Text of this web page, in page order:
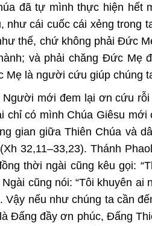
đã tự mình thực hiện hết
như cái cuốc cái xẻng trong
thế, chứ không phải Đức
và phải chăng Đức Mẹ
Mẹ là người cứu giúp chúng
mới đem lại ơn cứu rỗi
có mình Chúa Giêsu mới
gian giữa Thiên Chúa và
32,11–33,23). Thánh
thời ngài cũng kêu gọi:
cũng nói: “Tôi khuyên ai
nếu như chúng ta cần
Đấng đầy ơn phúc, Đấng